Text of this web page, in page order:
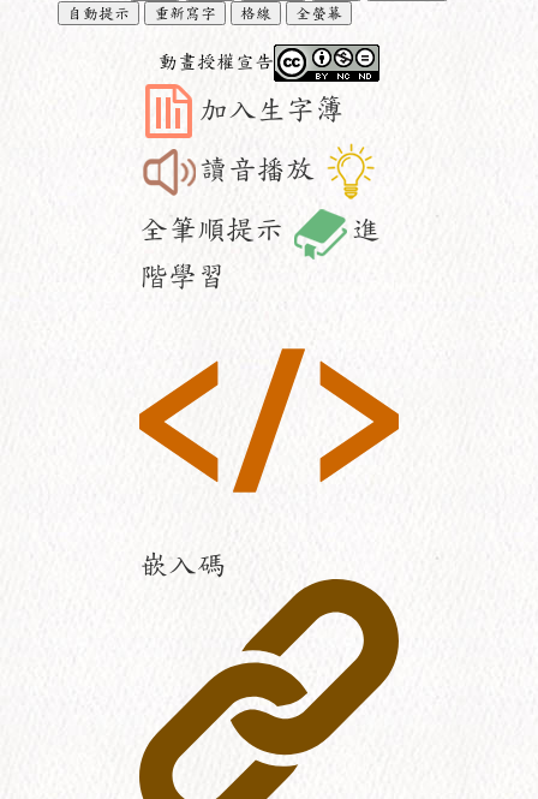
自動提示
重新寫字 格線 全螢幕
動畫授權宣告
加入生字簿
讀音播放
全筆順提示
進
階學習
嵌入碼